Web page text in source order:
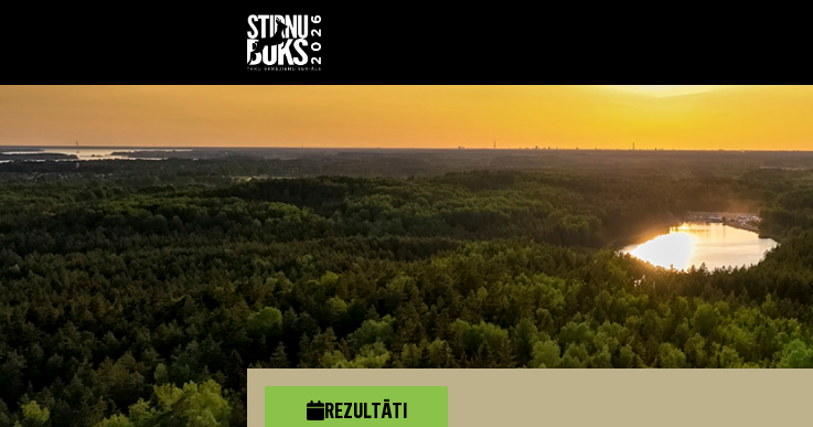
REZULTĀTI